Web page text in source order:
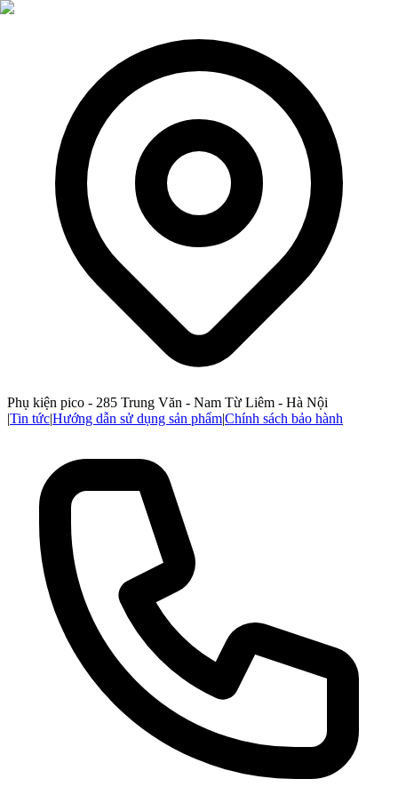
Phụ kiện pico - 285 Trung Văn - Nam Từ Liêm - Hà Nội
|Tin tức|Hướng dẫn sử dụng sản phẩm|Chính sách bảo hành